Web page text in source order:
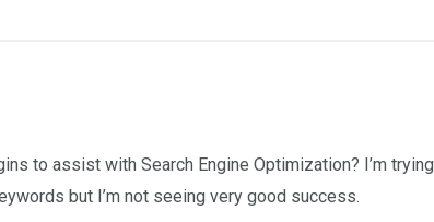
to assist with Search Engine Optimization? I’m trying
but I’m not seeing very good success.